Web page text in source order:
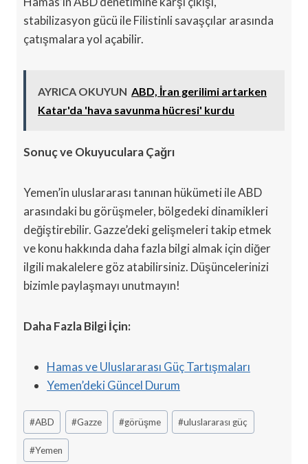
stabilizasyon gücü ile Filistinli savaşçılar arasında
çatışmalara yol açabilir.
AYRICA OKUYUN ABD, İran gerilimi artarken
Katar'da 'hava savunma hücresi' kurdu
Sonuç ve Okuyuculara Çağrı
Yemen’in uluslararası tanınan hükümeti ile ABD
arasındaki bu görüşmeler, bölgedeki dinamikleri
değiştirebilir. Gazze’deki gelişmeleri takip etmek
ve konu hakkında daha fazla bilgi almak için diğer
ilgili makalelere göz atabilirsiniz. Düşüncelerinizi
bizimle paylaşmayı unutmayın!
Daha Fazla Bilgi İçin:
Hamas ve Uluslararası Güç Tartışmaları
Yemen’deki Güncel Durum
Post
Tags:
#ABD #Gazze #görüşme #uluslararası güç
#Yemen